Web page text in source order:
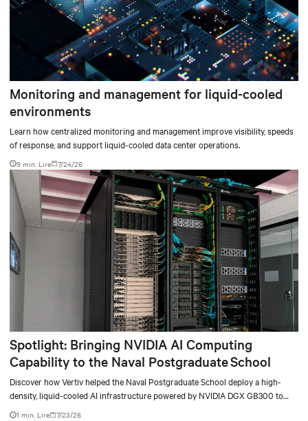
Monitoring and management for liquid-cooled
environments
Learn how centralized monitoring and management improve visibility, speeds
of response, and support liquid-cooled data center operations.
9 min. Lire 7/24/26
Spotlight: Bringing NVIDIA AI Computing
Capability to the Naval Postgraduate School
Discover how Vertiv helped the Naval Postgraduate School deploy a high-
density, liquid-cooled AI infrastructure powered by NVIDIA DGX GB300 to
accelerate AI research, education, and mission-critical innovation.
1 min. Lire 7/23/26